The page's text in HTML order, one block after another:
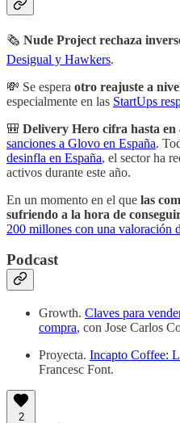
🗞 Nude Project rechaza
Desigual y Hawkers.
💸 Se espera otro reajuste a
especialmente en las StartUps
🎒 Delivery Hero cifra hasta en
sanciones a Glovo en España.
desinfla en España, el sector ha
activos durante este año.
En un momento en el que las
sufriendo a la hora de
200 millones con una valoración
Podcast
Growth. Claves para
compra, con Jose Carlos
Proyecta. Incapto Coffee:
Francesc Font.
2